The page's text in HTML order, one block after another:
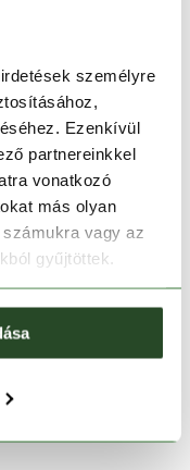
személyre
Ezenkívül
partnereinkkel
vonatkozó
más olyan
vagy az
gyűjtöttek.
|Foglalás